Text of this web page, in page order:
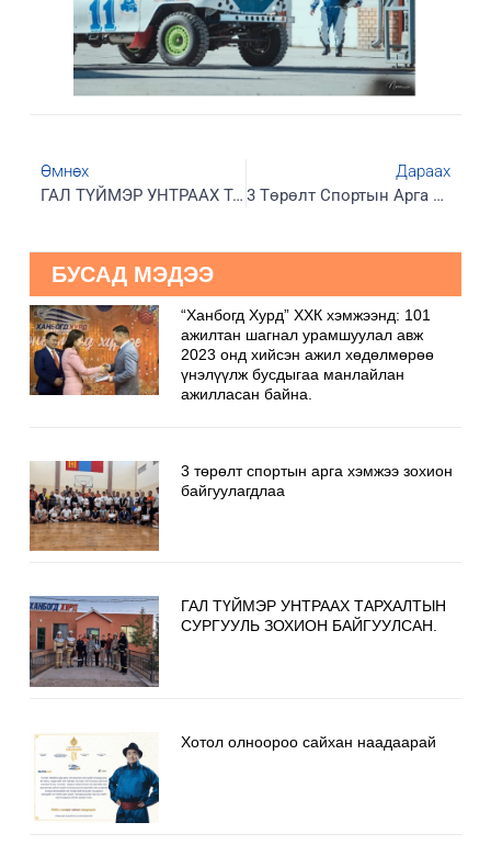
Өмнөх
ГАЛ ТҮЙМЭР УНТРААХ ТАРХАЛТЫН СУРГУУЛЬ ЗОХИОН БАЙГУУЛСАН.
Дараах
3 Төрөлт Спортын Арга Хэмжээ Зохион Байгуулагдлаа
БУСАД МЭДЭЭ
“Ханбогд Хурд” ХХК хэмжээнд: 101
ажилтан шагнал урамшуулал авж
2023 онд хийсэн ажил хөдөлмөрөө
үнэлүүлж бусдыгаа манлайлан
ажилласан байна.
3 төрөлт спортын арга хэмжээ зохион
байгуулагдлаа
ГАЛ ТҮЙМЭР УНТРААХ ТАРХАЛТЫН
СУРГУУЛЬ ЗОХИОН БАЙГУУЛСАН.
Хотол олноороо сайхан наадаарай